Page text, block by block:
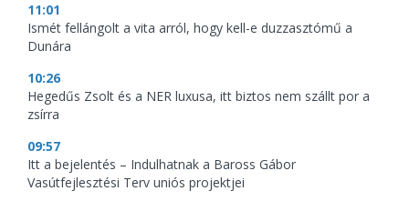
11:01
Ismét fellángolt a vita arról, hogy kell-e duzzasztómű a
Dunára
10:26
Hegedűs Zsolt és a NER luxusa, itt biztos nem szállt por a
zsírra
09:57
Itt a bejelentés – Indulhatnak a Baross Gábor
Vasútfejlesztési Terv uniós projektjei